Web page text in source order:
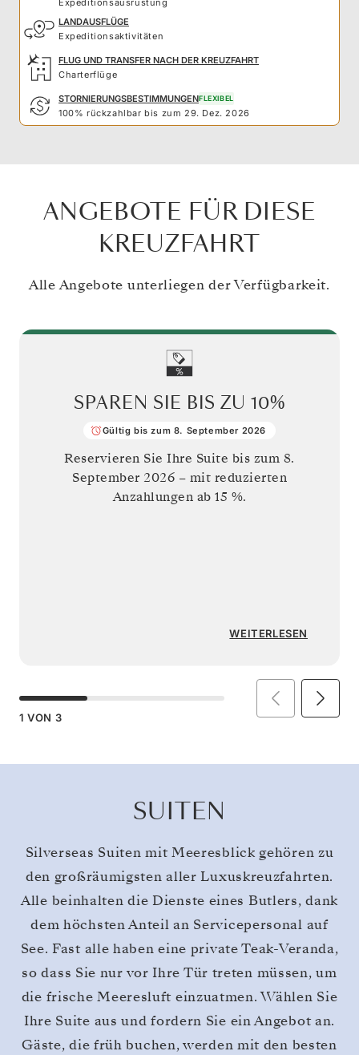
LANDAUSFLÜGE
Expeditionsaktivitäten
FLUG UND TRANSFER NACH DER KREUZFAHRT
Charterflüge
STORNIERUNGSBESTIMMUNGENFLEXIBEL
100% rückzahlbar bis zum 29. Dez. 2026
ANGEBOTE FÜR DIESE
KREUZFAHRT
Alle Angebote unterliegen der Verfügbarkeit.
SPAREN SIE BIS ZU 10%
Gültig bis zum 8. September 2026
Reservieren Sie Ihre Suite bis zum 8.
September 2026 – mit reduzierten
Anzahlungen ab 15 %.
WEITERLESEN
1 VON 3
SUITEN
Silverseas Suiten mit Meeresblick gehören zu
den großräumigsten aller Luxuskreuzfahrten.
Alle beinhalten die Dienste eines Butlers, dank
dem höchsten Anteil an Servicepersonal auf
See. Fast alle haben eine private Teak-Veranda,
so dass Sie nur vor Ihre Tür treten müssen, um
die frische Meeresluft einzuatmen. Wählen Sie
Ihre Suite aus und fordern Sie ein Angebot an.
Gäste, die früh buchen, werden mit den besten